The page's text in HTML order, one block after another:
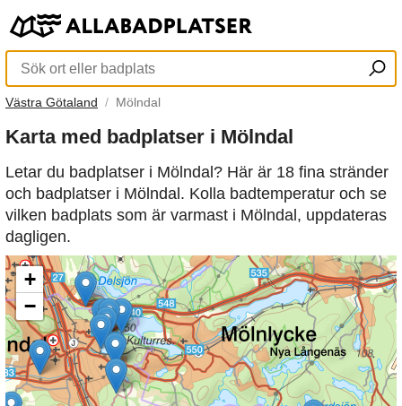
Västra Götaland Mölndal
Karta med badplatser i Mölndal
Letar du badplatser i Mölndal? Här är 18 fina stränder
och badplatser i Mölndal. Kolla badtemperatur och se
vilken badplats som är varmast i Mölndal, uppdateras
dagligen.
+
−